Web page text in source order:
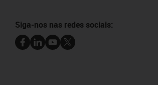
Siga-nos nas redes sociais: